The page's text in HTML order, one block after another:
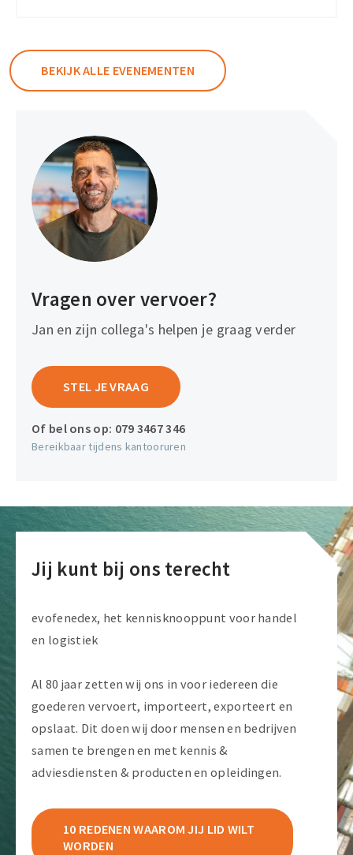
BEKIJK ALLE EVENEMENTEN
Vragen over vervoer?
Jan en zijn collega's helpen je graag verder
STEL JE VRAAG
Of bel ons op: 079 3467 346
Bereikbaar tijdens kantooruren
Jij kunt bij ons terecht
evofenedex, het kennisknooppunt voor handel
en logistiek
Al 80 jaar zetten wij ons in voor iedereen die
goederen vervoert, importeert, exporteert en
opslaat. Dit doen wij door mensen en bedrijven
samen te brengen en met kennis &
adviesdiensten & producten en opleidingen.
10 REDENEN WAAROM JIJ LID WILT
WORDEN